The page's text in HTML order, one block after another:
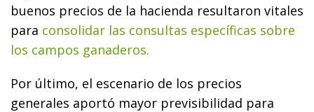
buenos precios de la hacienda resultaron vitales
para consolidar las consultas específicas sobre
los campos ganaderos.
Por último, el escenario de los precios
generales aportó mayor previsibilidad para